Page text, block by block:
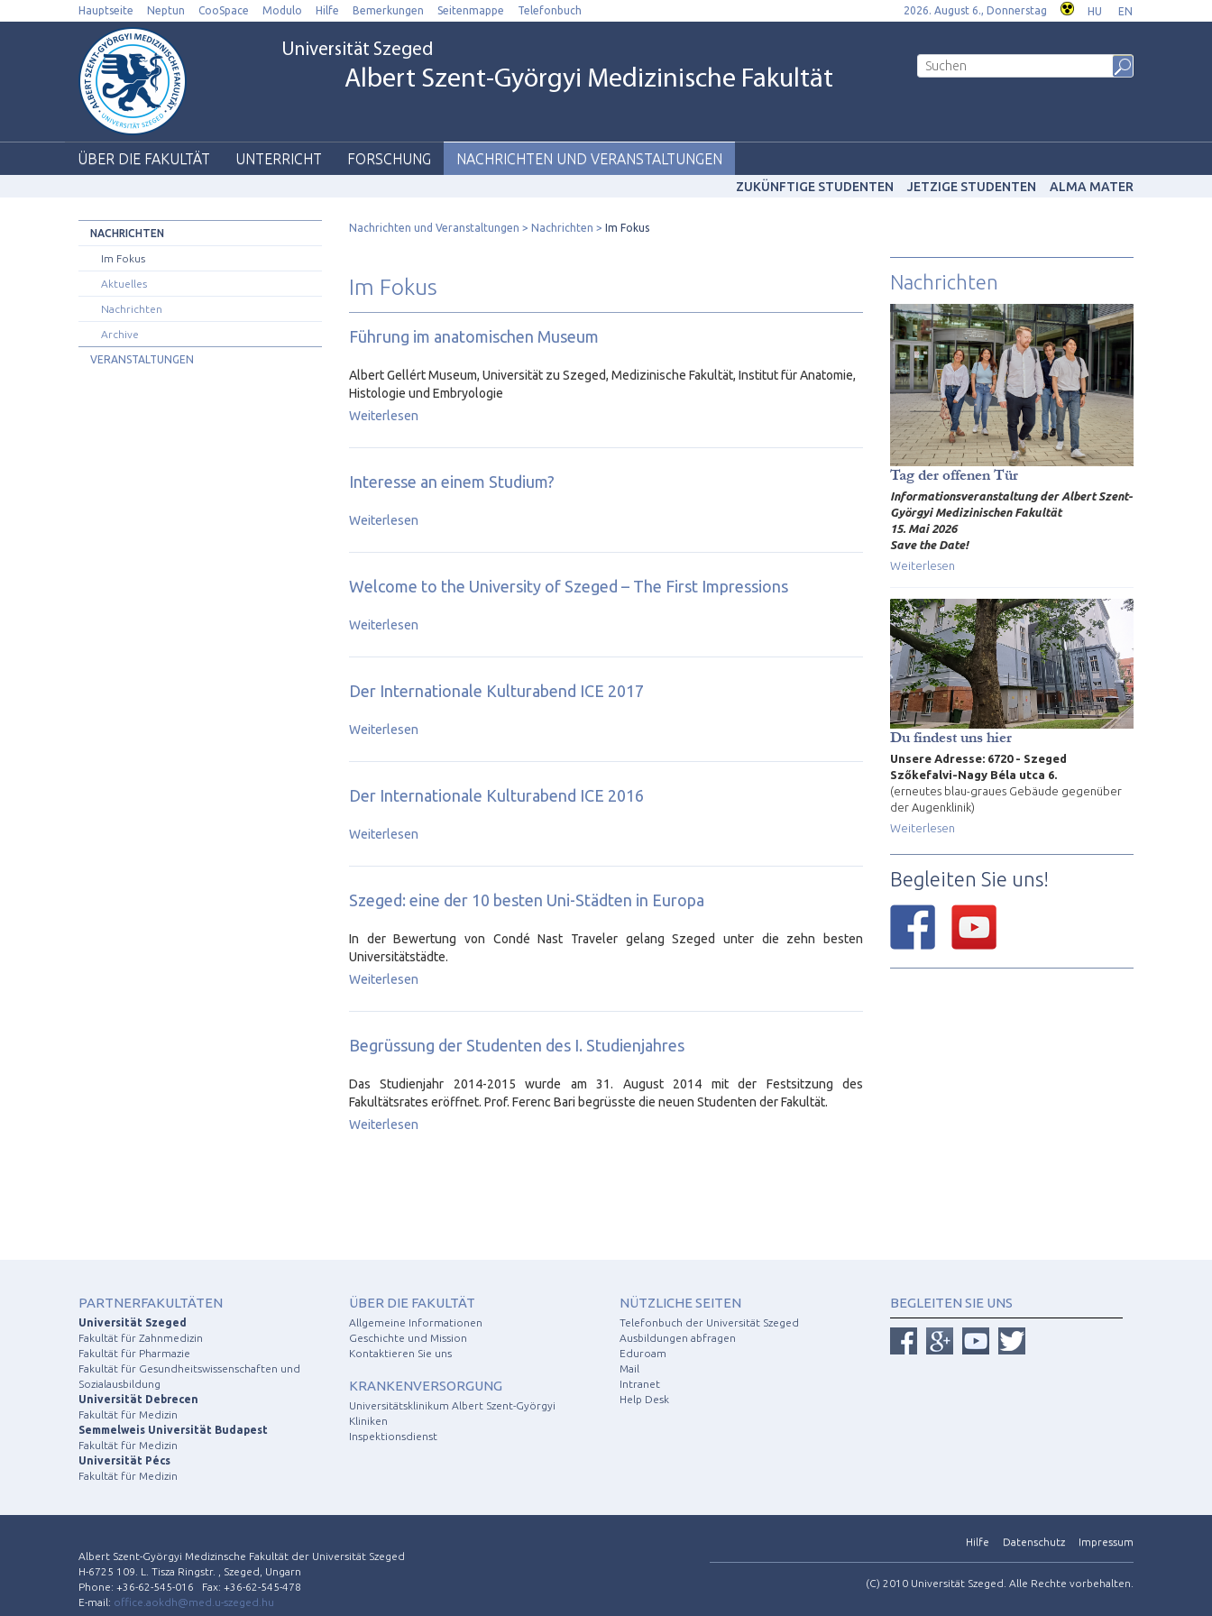
Hauptseite Neptun CooSpace Modulo Hilfe Bemerkungen Seitenmappe Telefonbuch 2026. August 6., Donnerstag HU EN
Universität Szeged
Albert Szent-Györgyi Medizinische Fakultät
ÜBER DIE FAKULTÄT UNTERRICHT FORSCHUNG NACHRICHTEN UND VERANSTALTUNGEN
ZUKÜNFTIGE STUDENTEN JETZIGE STUDENTEN ALMA MATER
NACHRICHTEN
Im Fokus
Aktuelles
Nachrichten
Archive
VERANSTALTUNGEN
Nachrichten und Veranstaltungen Nachrichten Im Fokus
Im Fokus
Führung im anatomischen Museum
Albert Gellért Museum, Universität zu Szeged, Medizinische Fakultät, Institut für Anatomie,
Histologie und Embryologie
Weiterlesen
Interesse an einem Studium?
Weiterlesen
Welcome to the University of Szeged – The First Impressions
Weiterlesen
Der Internationale Kulturabend ICE 2017
Weiterlesen
Der Internationale Kulturabend ICE 2016
Weiterlesen
Szeged: eine der 10 besten Uni-Städten in Europa
In der Bewertung von Condé Nast Traveler gelang Szeged unter die zehn besten
Universitätstädte.
Weiterlesen
Begrüssung der Studenten des I. Studienjahres
Das Studienjahr 2014-2015 wurde am 31. August 2014 mit der Festsitzung des
Fakultätsrates eröffnet. Prof. Ferenc Bari begrüsste die neuen Studenten der Fakultät.
Weiterlesen
Nachrichten
Tag der offenen Tür
Informationsveranstaltung der Albert Szent-
Györgyi Medizinischen Fakultät
15. Mai 2026
Save the Date!
Weiterlesen
Du findest uns hier
Unsere Adresse: 6720 - Szeged
Szőkefalvi-Nagy Béla utca 6.
(erneutes blau-graues Gebäude gegenüber
der Augenklinik)
Weiterlesen
Begleiten Sie uns!
PARTNERFAKULTÄTEN
Universität Szeged
Fakultät für Zahnmedizin
Fakultät für Pharmazie
Fakultät für Gesundheitswissenschaften und
Sozialausbildung
Universität Debrecen
Fakultät für Medizin
Semmelweis Universität Budapest
Fakultät für Medizin
Universität Pécs
Fakultät für Medizin
ÜBER DIE FAKULTÄT
Allgemeine Informationen
Geschichte und Mission
Kontaktieren Sie uns
KRANKENVERSORGUNG
Universitätsklinikum Albert Szent-Györgyi
Kliniken
Inspektionsdienst
NÜTZLICHE SEITEN
Telefonbuch der Universität Szeged
Ausbildungen abfragen
Eduroam
Mail
Intranet
Help Desk
BEGLEITEN SIE UNS
Albert Szent-Györgyi Medizinsche Fakultät der Universität Szeged
H-6725 109. L. Tisza Ringstr. , Szeged, Ungarn
Phone: +36-62-545-016 Fax: +36-62-545-478
E-mail: office.aokdh@med.u-szeged.hu
Hilfe Datenschutz Impressum
(C) 2010 Universität Szeged. Alle Rechte vorbehalten.